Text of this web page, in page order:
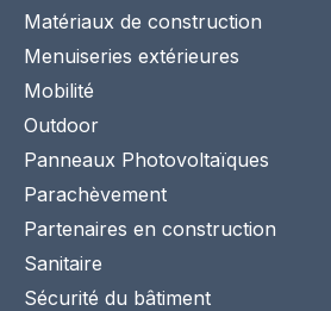
Matériaux de construction
Menuiseries extérieures
Mobilité
Outdoor
Panneaux Photovoltaïques
Parachèvement
Partenaires en construction
Sanitaire
Sécurité du bâtiment